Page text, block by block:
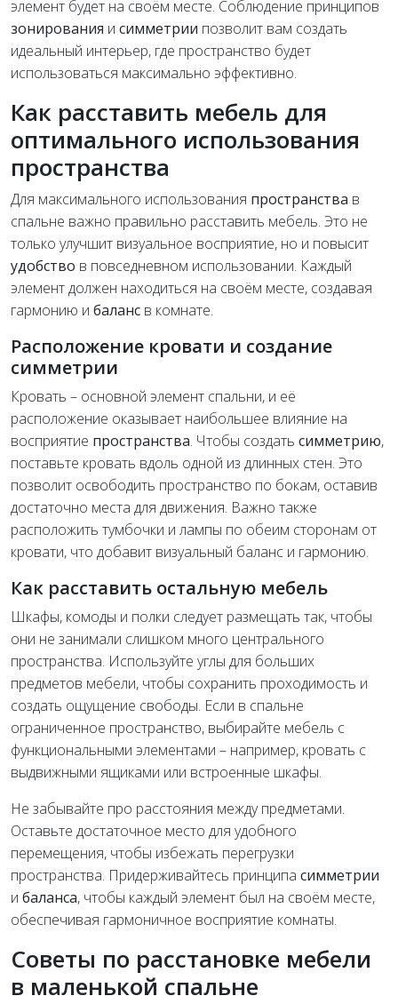
элемент будет на своём месте. Соблюдение принципов
зонирования и симметрии позволит вам создать
идеальный интерьер, где пространство будет
использоваться максимально эффективно.
Как расставить мебель для
оптимального использования
пространства
Для максимального использования пространства в
спальне важно правильно расставить мебель. Это не
только улучшит визуальное восприятие, но и повысит
удобство в повседневном использовании. Каждый
элемент должен находиться на своём месте, создавая
гармонию и баланс в комнате.
Расположение кровати и создание
симметрии
Кровать – основной элемент спальни, и её
расположение оказывает наибольшее влияние на
восприятие пространства. Чтобы создать симметрию,
поставьте кровать вдоль одной из длинных стен. Это
позволит освободить пространство по бокам, оставив
достаточно места для движения. Важно также
расположить тумбочки и лампы по обеим сторонам от
кровати, что добавит визуальный баланс и гармонию.
Как расставить остальную мебель
Шкафы, комоды и полки следует размещать так, чтобы
они не занимали слишком много центрального
пространства. Используйте углы для больших
предметов мебели, чтобы сохранить проходимость и
создать ощущение свободы. Если в спальне
ограниченное пространство, выбирайте мебель с
функциональными элементами – например, кровать с
выдвижными ящиками или встроенные шкафы.
Не забывайте про расстояния между предметами.
Оставьте достаточное место для удобного
перемещения, чтобы избежать перегрузки
пространства. Придерживайтесь принципа симметрии
и баланса, чтобы каждый элемент был на своём месте,
обеспечивая гармоничное восприятие комнаты.
Советы по расстановке мебели
в маленькой спальне